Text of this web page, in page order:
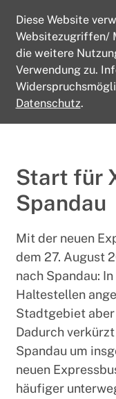
Start
Aktuelles
Start für X36
Start für
Spandau
Mit der neuen
dem 27. August
nach Spandau:
Haltestellen
Stadtgebiet aber
Dadurch
Spandau um
neuen
häufiger
Diese Website
Websitezugriffen/
die weitere
Verwendung zu.
Datenschutz.